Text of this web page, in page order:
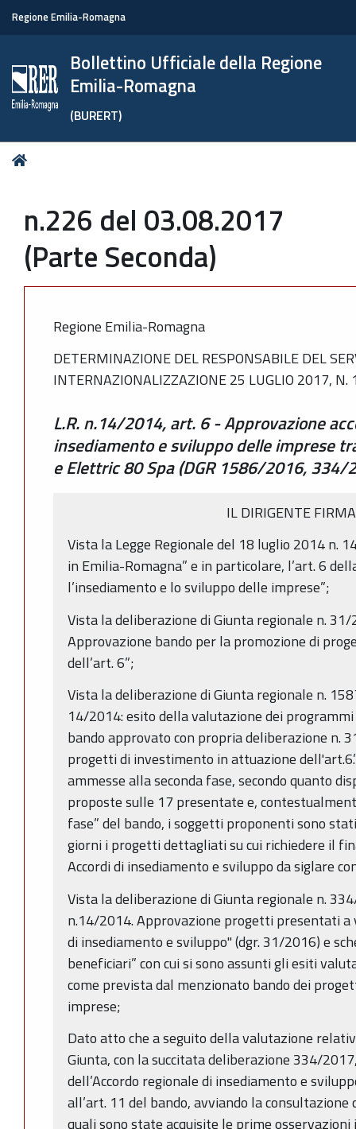
Regione Emilia-Romagna
Bollettino Ufficiale della Regione
Emilia-Romagna
(BURERT)
Tu
n.226 del 03.08.2017
(Parte Seconda)
Regione Emilia-Romagna
DETERMINAZIONE DEL RESPONSABILE DEL
INTERNAZIONALIZZAZIONE 25 LUGLIO 2017, N.
L.R. n.14/2014, art. 6 - Approvazione
insediamento e sviluppo delle imprese
e Elettric 80 Spa (DGR 1586/2016,
IL DIRIGENTE
Vista la Legge Regionale del 18 luglio 2014 n.
in Emilia-Romagna” e in particolare, l’art. 6
l’insediamento e lo sviluppo delle imprese”;
Vista la deliberazione di Giunta regionale n.
Approvazione bando per la promozione di
dell’art. 6”;
Vista la deliberazione di Giunta regionale n.
14/2014: esito della valutazione dei
bando approvato con propria deliberazione n.
progetti di investimento in attuazione
ammesse alla seconda fase, secondo quanto
proposte sulle 17 presentate e,
fase” del bando, i soggetti proponenti sono
giorni i progetti dettagliati su cui richiedere il
Accordi di insediamento e sviluppo da siglare
Vista la deliberazione di Giunta regionale n.
n.14/2014. Approvazione progetti presentati a
di insediamento e sviluppo" (dgr. 31/2016) e
beneficiari” con cui si sono assunti gli esiti
come prevista dal menzionato bando dei
imprese;
Dato atto che a seguito della valutazione
Giunta, con la succitata deliberazione 334/
dell’Accordo regionale di insediamento e
all’art. 11 del bando, avviando la
quali sono state acquisite le prime